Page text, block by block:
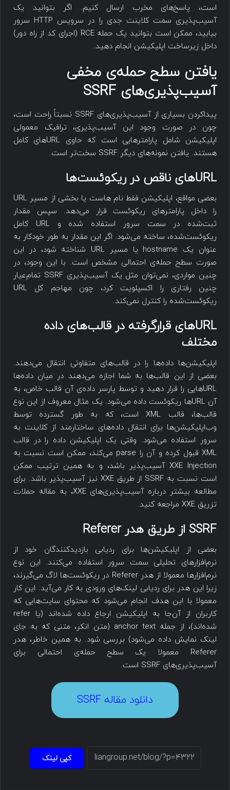
است، پاسخ‌های مخرب ارسال کنیم. اگر بتوانید یک
آسیب‌پذیری سمت کلاینت جدی را در سرویس HTTP سرور
بیابید، ممکن است بتوانید یک حمله RCE (اجرای کد از راه دور)
داخل زیرساخت اپلیکیشن انجام دهید.
یافتن سطح حمله‌ی مخفی
آسیب‌پذیری‌های SSRF
پیداکردن بسیاری از آسیب‌پذیری‌های SSRF نسبتاً راحت است،
چون در صورت وجود این آسیب‌پذیری، ترافیک معمولی
اپلیکیشن شامل پارامترهایی است که حاوی URLهای کامل
هستند. یافتن نمونه‌های دیگر SSRF سخت‌تر است.
URLهای ناقص در ریکوئست‌ها
بعضی مواقع، اپلیکیشن فقط نام هاست یا بخشی از مسیر URL
را داخل پارامترهای ریکوئست قرار می‌دهد. سپس مقدار
ثبت‌شده در سمت سرور استفاده شده و URL کامل
ریکوئست‌شده، ساخته می‌شود. اگر این مقدار به طور خودکار به
عنوان یک hostname یا مسیر URL شناخته شود، در این
صورت سطح حمله‌ی احتمالی مشخص است. با این وجود، در
چنین مواردی، نمی‌توان مثل یک آسیب‌پذیری SSRF تمام‌عیار
چنین رفتاری را اکسپلویت کرد، چون مهاجم کل URL
ریکوئست‌شده را کنترل نمی‌کند.
URLهای قرارگرفته در قالب‌های داده
مختلف
اپلیکیشن‌ها داده‌ها را در قالب‌های متفاوتی انتقال می‌دهند.
بعضی از این قالب‌ها به شما اجازه می‌دهند در میان داده‌ها
URLهایی را قرار دهید و توسط پارسر داده‌ی آن قالب خاص، به
آن URLها ریکوئست داده می‌شود. یک مثال معروف از این نوع
قالب‌ها، قالب XML است، که به طور گسترده توسط
وب‌اپلیکیشن‌ها برای انتقال داده‌های ساختارمند از کلاینت به
سرور استفاده می‌شود. وقتی یک اپلیکیشن داده را در قالب
XML قبول کرده و آن را parse می‌کند، ممکن است نسبت به
XXE Injection آسیب‌پذیر باشد، و به همین ترتیب ممکن
است نسبت به SSRF از طریق XXE نیز آسیب‌پذیر باشد. برای
مطالعه بیشتر درباره آسیب‌پذیری‌های XXE، به مقاله حملات
تزریق XXE مراجعه کنید.
SSRF از طریق هدر Referer
بعضی از اپلیکیشن‌ها برای ردیابی بازدیدکنندگان خود از
نرم‌افزارهای تحلیلی سمت سرور استفاده می‌کنند. این نوع
نرم‌افزارها معمولا از هدر Referer در ریکوئست‌ها لاگ می‌گیرند،
زیرا این هدر برای ردیابی لینک‌های ورودی به کار می‌آید. این کار
معمولا با این هدف انجام می‌شود که محتوای سایت‌هایی که
کاربران از آن‌جا به اپلیکیشن ارجاع داده شده‌اند (یا refer
شده‌اند)، از جمله anchor text (متن انکر، متنی که به جای
لینک نمایش داده می‌شود) بررسی شود. به همین خاطر، هدر
Referer معمولا یک سطح حمله‌ی احتمالی برای
آسیب‌پذیری‌های SSRF است.
دانلود مقاله SSRF
کپی لینک